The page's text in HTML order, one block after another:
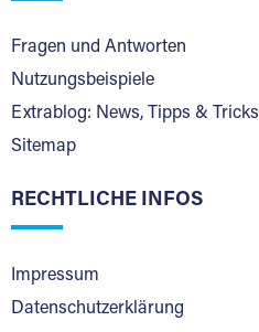
Fragen und Antworten
Nutzungsbeispiele
Extrablog: News, Tipps & Tricks
Sitemap
RECHTLICHE INFOS
Impressum
Datenschutzerklärung